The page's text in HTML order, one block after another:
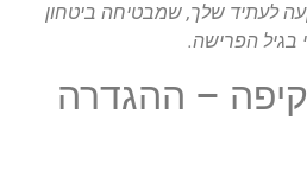
לעתיד שלך, שמבטיחה ביטחון
בגיל הפרישה.
– ההגדרה